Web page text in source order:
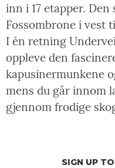
inn i 17 etapper.
Fossombrone i vest
I én retning
oppleve den
kapusinermunkene
mens du går innom
gjennom frodige
SIGN UP